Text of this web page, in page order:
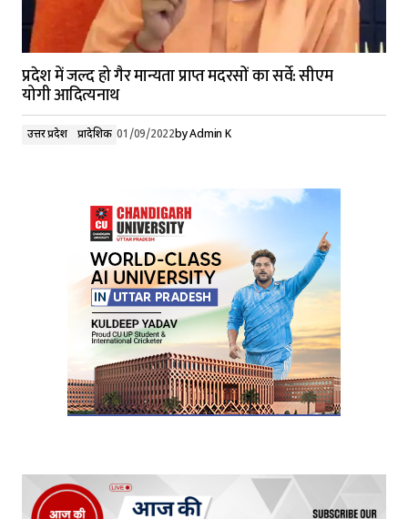
प्रदेश में जल्द हो गैर मान्यता प्राप्त मदरसों का सर्वे: सीएम
योगी आदित्यनाथ
उत्तर प्रदेश प्रादेशिक 01/09/2022byAdmin K